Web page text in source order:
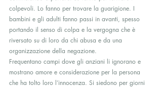
colpevoli. Lo fanno per trovare la guarigione. I
bambini e gli adulti fanno passi in avanti, spesso
portando il senso di colpa e la vergogna che è
riversato su di loro da chi abusa e da una
organizzazione della negazione.
Frequentano campi dove gli anziani li ignorano e
mostrano amore e considerazione per la persona
che ha tolto loro l’innocenza. Si siedono per giorni